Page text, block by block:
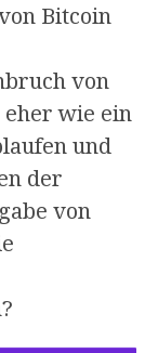
Bitcoin
von
wie ein
und
der
von